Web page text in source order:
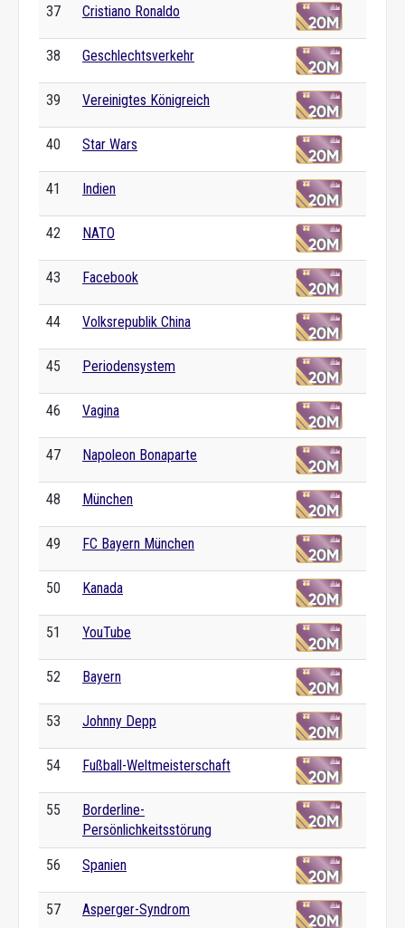
37 Cristiano Ronaldo
38 Geschlechtsverkehr
39 Vereinigtes Königreich
40 Star Wars
41 Indien
42 NATO
43 Facebook
44 Volksrepublik China
45 Periodensystem
46 Vagina
47 Napoleon Bonaparte
48 München
49 FC Bayern München
50 Kanada
51 YouTube
52 Bayern
53 Johnny Depp
54 Fußball-Weltmeisterschaft
55
Borderline-
Persönlichkeitsstörung
56 Spanien
57 Asperger-Syndrom